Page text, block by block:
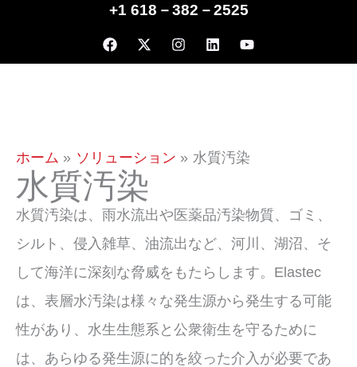
ツ
+1 618－382－2525
ホーム ソリューション 水質汚染
水質汚染
水質汚染は、雨水流出や医薬品汚染物質、ゴミ、
シルト、侵入雑草、油流出など、河川、湖沼、そ
して海洋に深刻な脅威をもたらします。Elastec
は、表層水汚染は様々な発生源から発生する可能
性があり、水生生態系と公衆衛生を守るために
は、あらゆる発生源に的を絞った介入が必要であ